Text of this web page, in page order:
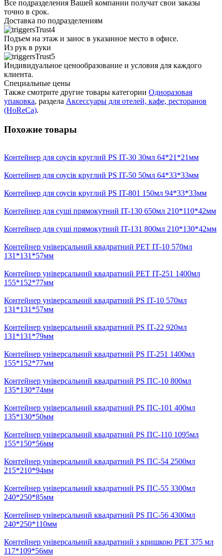
Все подразделения Вашей компании получат свои заказы
точно в срок.
Доставка по подразделениям
Подъем на этаж и занос в указанное место в офисе.
Из рук в руки
Индивидуальное ценообразование и условия для каждого
клиента.
Специальные цены
Также смотрите другие товары категории Одноразовая
упаковка, раздела Аксессуары для отелей, кафе, ресторанов
(HoReCa).
Похожие товары
Контейнер для соусів круглий PS IT-30 30мл 64*21*21мм
Контейнер для соусів круглий PS IT-50 50мл 64*33*33мм
Контейнер для соусів круглий PS IT-801 150мл 94*33*33мм
Контейнер для суші прямокутний IT-130 650мл 210*110*42мм
Контейнер для суші прямокутний IT-131 800мл 210*130*42мм
Контейнер універсальний квадратний PET IT-10 570мл
131*131*57мм
Контейнер універсальний квадратний PET IT-251 1400мл
155*152*77мм
Контейнер універсальний квадратний PS IT-10 570мл
131*131*57мм
Контейнер універсальний квадратний PS IT-22 920мл
131*131*79мм
Контейнер універсальний квадратний PS IT-251 1400мл
155*152*77мм
Контейнер універсальний квадратний PS ПС-10 800мл
135*130*74мм
Контейнер універсальний квадратний PS ПС-101 400мл
135*130*50мм
Контейнер універсальний квадратний PS ПС-110 1095мл
155*150*56мм
Контейнер універсальний квадратний PS ПС-54 2500мл
215*210*94мм
Контейнер універсальний квадратний PS ПС-55 3300мл
240*250*85мм
Контейнер універсальний квадратний PS ПС-56 4300мл
240*250*110мм
Контейнер універсальний квадратний з кришкою PET 375 мл
117*109*56мм